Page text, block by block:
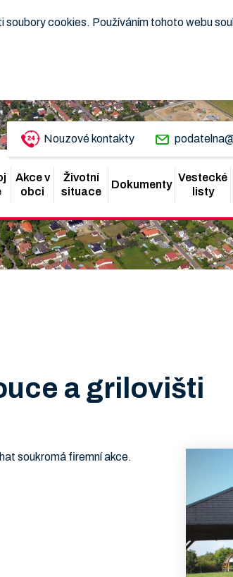
cookies. Používáním tohoto webu
Nouzové kontakty
Akce v
obci
Životní
situace
Dokumenty
Vestecké
listy
a grilovišti
soukromá firemní akce.